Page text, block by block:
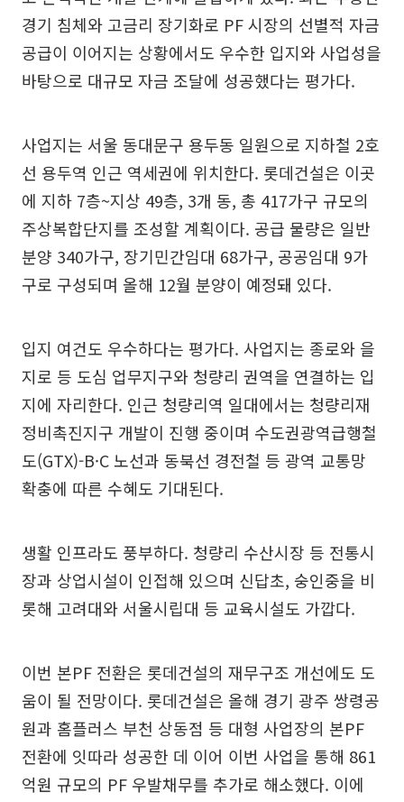
경기 침체와 고금리 장기화로 PF 시장의 선별적 자금
공급이 이어지는 상황에서도 우수한 입지와 사업성을
바탕으로 대규모 자금 조달에 성공했다는 평가다.
사업지는 서울 동대문구 용두동 일원으로 지하철 2호
선 용두역 인근 역세권에 위치한다. 롯데건설은 이곳
에 지하 7층~지상 49층, 3개 동, 총 417가구 규모의
주상복합단지를 조성할 계획이다. 공급 물량은 일반
분양 340가구, 장기민간임대 68가구, 공공임대 9가
구로 구성되며 올해 12월 분양이 예정돼 있다.
입지 여건도 우수하다는 평가다. 사업지는 종로와 을
지로 등 도심 업무지구와 청량리 권역을 연결하는 입
지에 자리한다. 인근 청량리역 일대에서는 청량리재
정비촉진지구 개발이 진행 중이며 수도권광역급행철
도(GTX)-B·C 노선과 동북선 경전철 등 광역 교통망
확충에 따른 수혜도 기대된다.
생활 인프라도 풍부하다. 청량리 수산시장 등 전통시
장과 상업시설이 인접해 있으며 신답초, 숭인중을 비
롯해 고려대와 서울시립대 등 교육시설도 가깝다.
이번 본PF 전환은 롯데건설의 재무구조 개선에도 도
움이 될 전망이다. 롯데건설은 올해 경기 광주 쌍령공
원과 홈플러스 부천 상동점 등 대형 사업장의 본PF
전환에 잇따라 성공한 데 이어 이번 사업을 통해 861
억원 규모의 PF 우발채무를 추가로 해소했다. 이에